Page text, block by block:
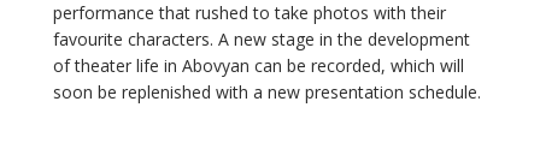
performance that rushed to take photos with their
favourite characters. A new stage in the development
of theater life in Abovyan can be recorded, which will
soon be replenished with a new presentation schedule.